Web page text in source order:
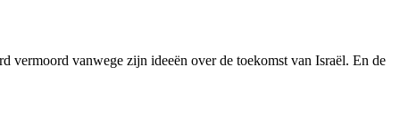
vermoord vanwege zijn ideeën over de toekomst van Israël. En de